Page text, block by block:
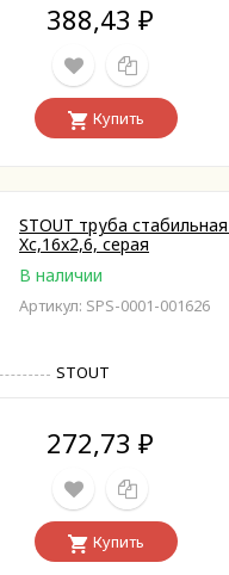
388,43 ₽
Купить
STOUT труба
Xc,16x2,6, серая
В наличии
Артикул: SPS-0001-001626
STOUT
272,73 ₽
Купить